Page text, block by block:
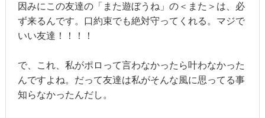
因みにこの友達の「また遊ぼうね」の＜また＞は、必
ず来るんです。口約束でも絶対守ってくれる。マジで
いい友達！！！！
で、これ、私がポロって言わなかったら叶わなかった
んですよね。だって友達は私がそんな風に思ってる事
知らなかったんだし。